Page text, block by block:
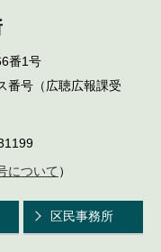
番1号
号（広聴広報課受
について ）
区民事務所